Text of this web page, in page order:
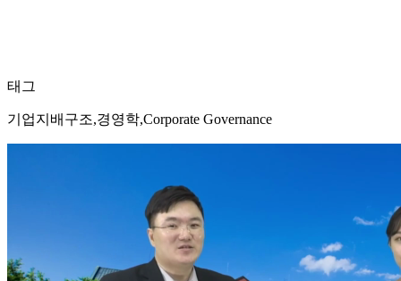
태그
기업지배구조,경영학,Corporate Governance